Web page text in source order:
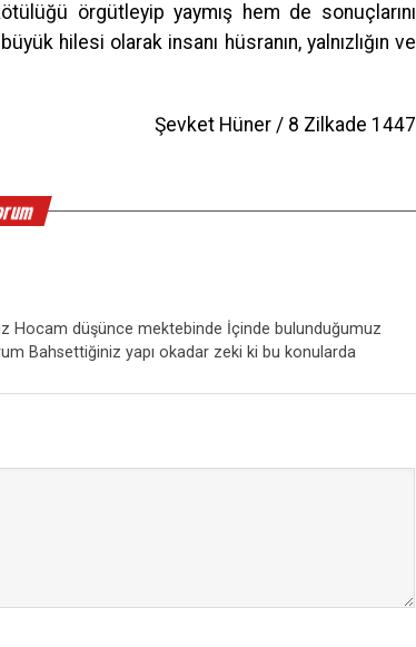
örgütleyip yaymış hem de sonuçlarını
hilesi olarak insanı hüsranın, yalnızlığın ve
Şevket Hüner / 8 Zilkade 1447
Hocam düşünce mektebinde İçinde bulunduğumuz
Bahsettiğiniz yapı okadar zeki ki bu konularda